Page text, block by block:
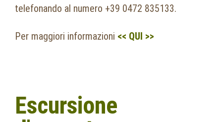
telefonando al numero +39 0472 835133.
Per maggiori informazioni << QUI >>
Escursione